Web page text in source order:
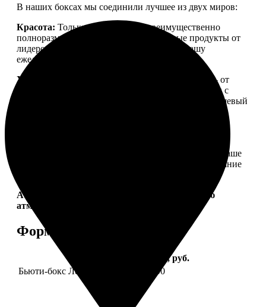
В наших боксах мы соединили лучшее из двух миров:
Красота: Только качественная, преимущественно
полноразмерная косметика. Проверенные продукты от
лидеров бьюти-рынка, которые войдут в вашу
ежедневную рутину.
Уют:
Детали для дома, создающие настроение — от
свечей для медитации до арома-капсул для стирки с
уникальной парфюмерной молекулой. Тонкий нишевый
себе. Это коллекция продуктов, которые создадут ваше
идеальное настроение и подчеркнут природное сияние
Aura Project by
— создай свою
атмосферу!
Форматы и цены
Услуга
Цена, руб.
Бьюти-бокс Леди Mail "Весна"
2590